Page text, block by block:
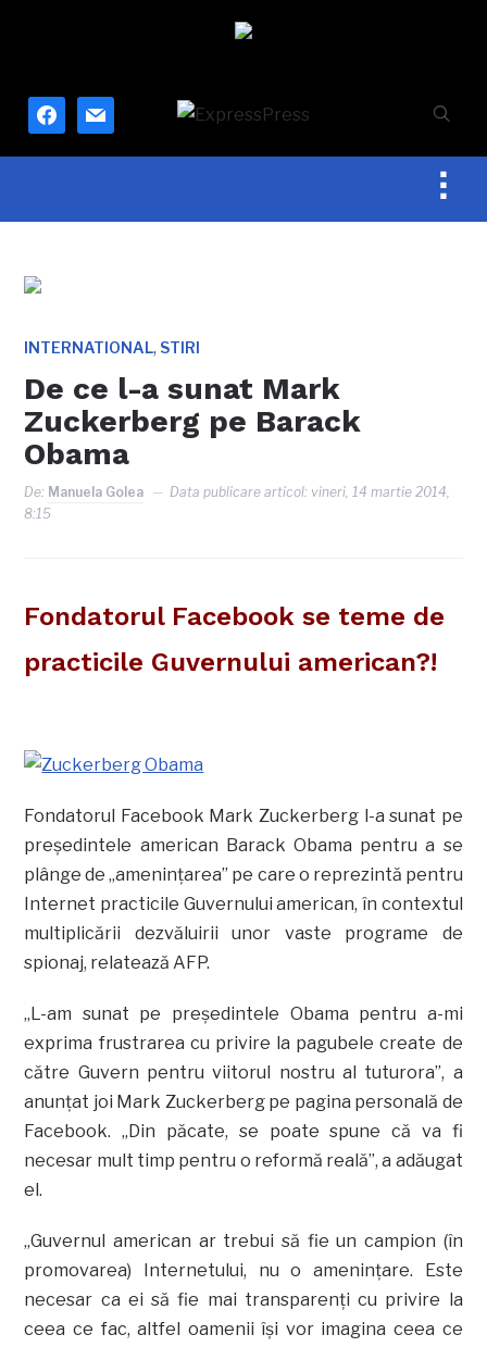
facebook
mail
INTERNATIONAL, STIRI
De ce l-a sunat Mark
Zuckerberg pe Barack
Obama
De: Manuela Golea Data publicare articol: vineri, 14 martie 2014,
8:15
Fondatorul Facebook se teme de
practicile Guvernului american?!
Fondatorul Facebook Mark Zuckerberg l-a sunat pe
preşedintele american Barack Obama pentru a se
plânge de „ameninţarea” pe care o reprezintă pentru
Internet practicile Guvernului american, în contextul
multiplicării dezvăluirii unor vaste programe de
spionaj, relatează AFP.
„L-am sunat pe preşedintele Obama pentru a-mi
exprima frustrarea cu privire la pagubele create de
către Guvern pentru viitorul nostru al tuturora”, a
anunţat joi Mark Zuckerberg pe pagina personală de
Facebook. „Din păcate, se poate spune că va fi
necesar mult timp pentru o reformă reală”, a adăugat
el.
„Guvernul american ar trebui să fie un campion (în
promovarea) Internetului, nu o ameninţare. Este
necesar ca ei să fie mai transparenţi cu privire la
ceea ce fac, altfel oamenii îşi vor imagina ceea ce